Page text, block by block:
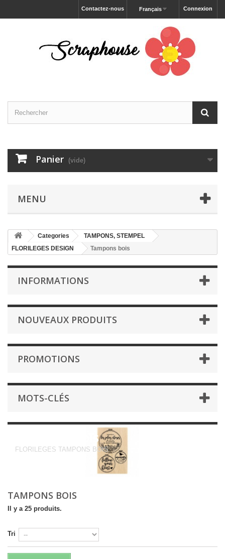
Connexion
Français
Contactez-nous
Panier (vide)
MENU
Categories
TAMPONS, STEMPEL
FLORILEGES DESIGN
Tampons bois
INFORMATIONS
NOUVEAUX PRODUITS
PROMOTIONS
MOTS-CLÉS
Tampons bois
FLORILEGES TAMPONS BOIS
TAMPONS BOIS
Il y a 25 produits.
Tri